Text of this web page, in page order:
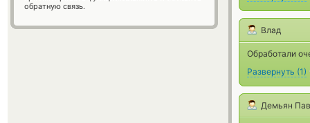
Влад
Обработали
Развернуть (1)
Демьян
обратную связь.